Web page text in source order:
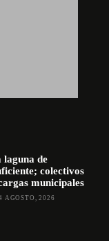
laguna de
colectivos
municipales
AGOSTO, 2026